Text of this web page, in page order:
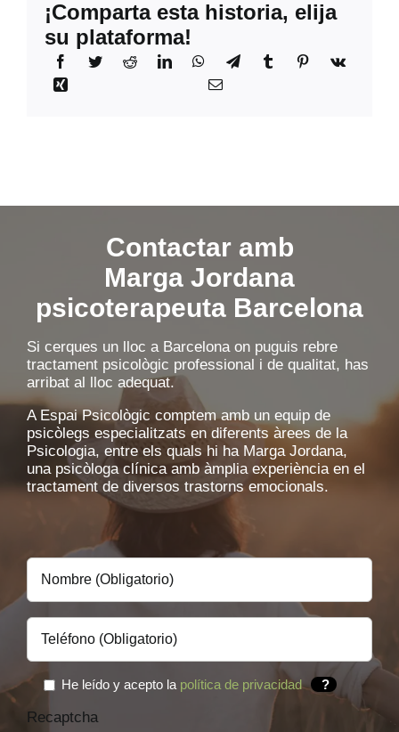
¡Comparta esta historia, elija
su plataforma!
Contactar amb
Marga Jordana
psicoterapeuta Barcelona
Si cerques un lloc a Barcelona on puguis rebre
tractament psicològic professional i de qualitat, has
arribat al lloc adequat.
A Espai Psicològic comptem amb un equip de
psicòlegs especialitzats en diferents àrees de la
Psicologia, entre els quals hi ha Marga Jordana,
una psicòloga clínica amb àmplia experiència en el
tractament de diversos trastorns emocionals.
He leído y acepto la política de privacidad ?
Recaptcha